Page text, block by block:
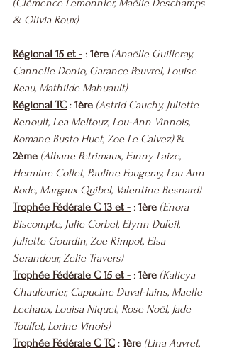
(Clémence Lemonnier, Maélie Deschamps
& Olivia Roux)
Régional 15 et - : 1ère (Anaëlle Guilleray,
Cannelle Donio, Garance Peuvrel, Louise
Reau, Mathilde Mahuault)
Régional TC : 1ère (Astrid Cauchy, Juliette
Renoult, Lea Meltouz, Lou-Ann Vinnois,
Romane Busto Huet, Zoe Le Calvez) &
2ème (Albane Petrimaux, Fanny Laize,
Hermine Collet, Pauline Fougeray, Lou Ann
Rode, Margaux Quibel, Valentine Besnard)
Trophée Fédérale C 13 et - : 1ère (Enora
Biscompte, Julie Corbel, Elynn Dufeil,
Juliette Gourdin, Zoe Rimpot, Elsa
Serandour, Zelie Travers)
Trophée Fédérale C 15 et - : 1ère (Kalicya
Chaufourier, Capucine Duval-lains, Maelle
Lechaux, Louisa Niquet, Rose Noël, Jade
Touffet, Lorine Vinois)
Trophée Fédérale C TC : 1ère (Lina Auvret,